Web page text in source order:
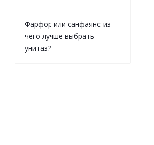
Фарфор или санфаянс: из
чего лучше выбрать
унитаз?